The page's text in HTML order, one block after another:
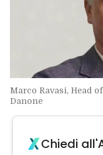
Marco Ravasi, Head
Danone
Chiedi